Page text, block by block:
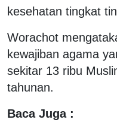
kesehatan tingkat
Worachot
kewajiban agama
sekitar 13 ribu
tahunan.
Baca Juga :